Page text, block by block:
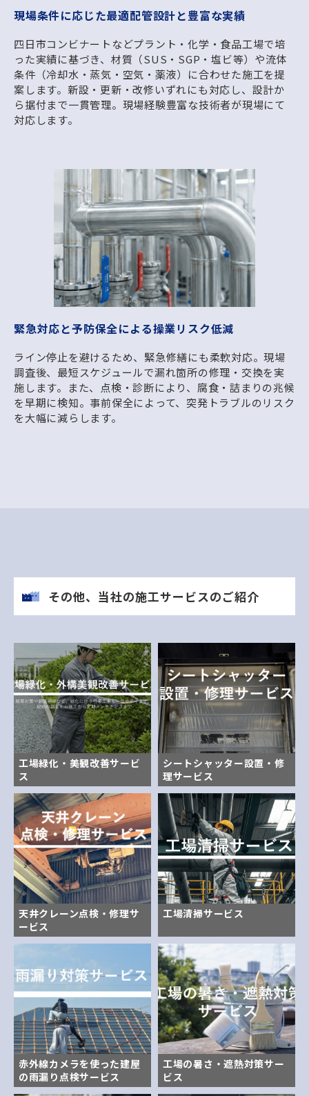
現場条件に応じた最適配管設計と豊富な実績
四日市コンビナートなどプラント・化学・食品工場で培
った実績に基づき、材質（SUS・SGP・塩ビ等）や流体
条件（冷却水・蒸気・空気・薬液）に合わせた施工を提
案します。新設・更新・改修いずれにも対応し、設計か
ら据付まで一貫管理。現場経験豊富な技術者が現場にて
対応します。
緊急対応と予防保全による操業リスク低減
ライン停止を避けるため、緊急修繕にも柔軟対応。現場
調査後、最短スケジュールで漏れ箇所の修理・交換を実
施します。また、点検・診断により、腐食・詰まりの兆候
を早期に検知。事前保全によって、突発トラブルのリスク
を大幅に減らします。
その他、当社の施工サービスのご紹介
工場緑化・美観改善サービ
ス
シートシャッター設置・修
理サービス
天井クレーン点検・修理サ
ービス
工場清掃サービス
赤外線カメラを使った建屋
の雨漏り点検サービス
工場の暑さ・遮熱対策サー
ビス